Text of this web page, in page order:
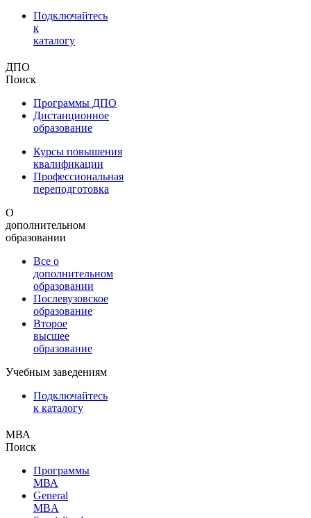
Подключайтесь
к
каталогу
ДПО
Поиск
Программы ДПО
Дистанционное
образование
Курсы повышения
квалификации
Профессиональная
переподготовка
О
дополнительном
образовании
Все о
дополнительном
образовании
Послевузовское
образование
Второе
высшее
образование
Учебным заведениям
Подключайтесь
к каталогу
МВА
Поиск
Программы
МВА
General
MBA